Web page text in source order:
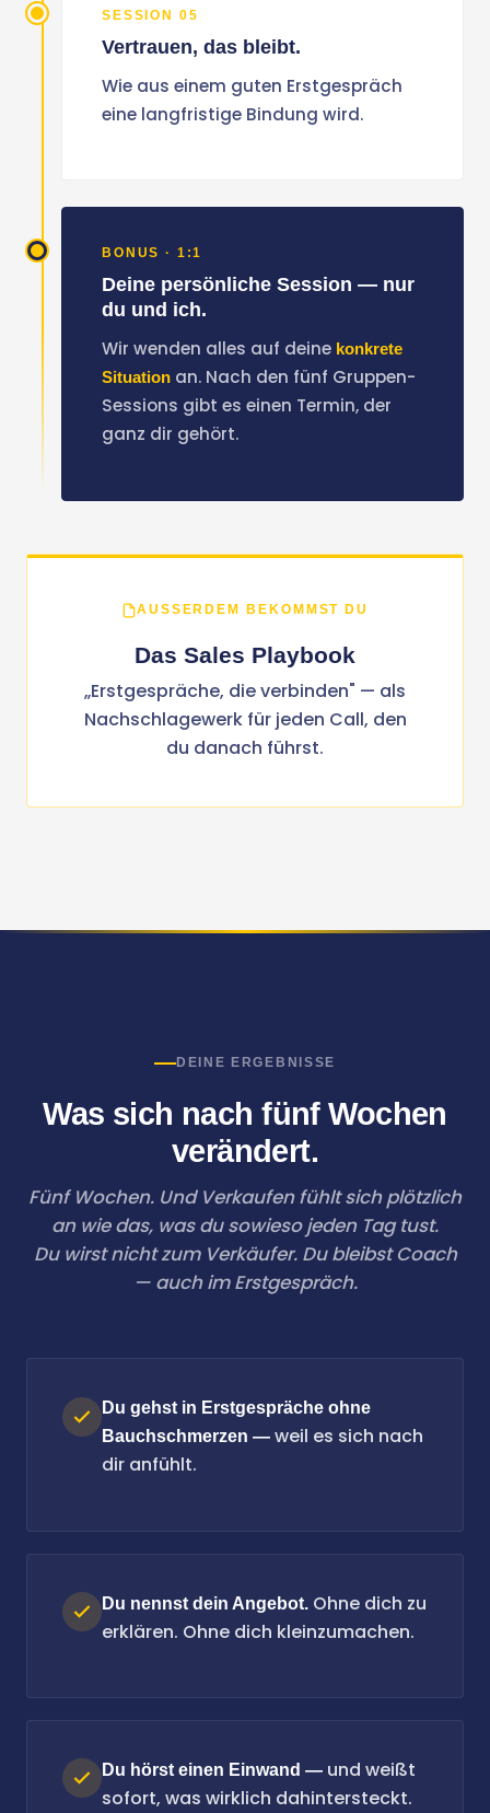
SESSION 05
Vertrauen, das bleibt.
Wie aus einem guten Erstgespräch
eine langfristige Bindung wird.
BONUS · 1:1
Deine persönliche Session — nur
du und ich.
Wir wenden alles auf deine konkrete
Situation an. Nach den fünf Gruppen-
Sessions gibt es einen Termin, der
ganz dir gehört.
AUSSERDEM BEKOMMST DU
Das Sales Playbook
„Erstgespräche, die verbinden" — als
Nachschlagewerk für jeden Call, den
du danach führst.
DEINE ERGEBNISSE
Was sich nach fünf Wochen
verändert.
Fünf Wochen. Und Verkaufen fühlt sich plötzlich
an wie das, was du sowieso jeden Tag tust.
Du wirst nicht zum Verkäufer. Du bleibst Coach
— auch im Erstgespräch.
Du gehst in Erstgespräche ohne
Bauchschmerzen — weil es sich nach
dir anfühlt.
Du nennst dein Angebot. Ohne dich zu
erklären. Ohne dich kleinzumachen.
Du hörst einen Einwand — und weißt
sofort, was wirklich dahintersteckt.